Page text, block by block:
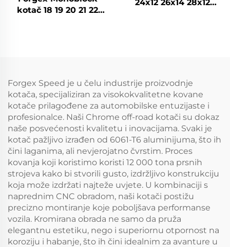
kotač 18 19 20 21 22
kotače
24x12 26x14 28x12
Forgex Speed je u čelu industrije proizvodnje
kotača, specijaliziran za visokokvalitetne kovane
kotače prilagođene za automobilske entuzijaste i
profesionalce. Naši Chrome off-road kotači su dokaz
naše posvećenosti kvalitetu i inovacijama. Svaki je
kotač pažljivo izrađen od 6061-T6 aluminijuma, što ih
čini laganima, ali nevjerojatno čvrstim. Proces
kovanja koji koristimo koristi 12 000 tona prsnih
strojeva kako bi stvorili gusto, izdržljivo konstrukciju
koja može izdržati najteže uvjete. U kombinaciji s
naprednim CNC obradom, naši kotači postižu
precizno montiranje koje poboljšava performanse
vozila. Kromirana obrada ne samo da pruža
elegantnu estetiku, nego i superiornu otpornost na
koroziju i habanje, što ih čini idealnim za avanture u